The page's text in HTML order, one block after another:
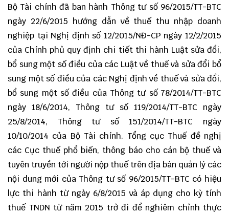
Bộ Tài chính đã ban hành Thông tư số 96/2015/TT-BTC
ngày 22/6/2015 hướng dẫn về thuế thu nhập doanh
nghiệp tại Nghị định số 12/2015/NĐ-CP ngày 12/2/2015
của Chính phủ quy định chi tiết thi hành Luật sửa đổi,
bổ sung một số điều của các Luật về thuế và sửa đổi bổ
sung một số điều của các Nghị định về thuế và sửa đổi,
bổ sung một số điều của Thông tư số 78/2014/TT-BTC
ngày 18/6/2014, Thông tư số 119/2014/TT-BTC ngày
25/8/2014, Thông tư số 151/2014/TT-BTC ngày
10/10/2014 của Bộ Tài chính. Tổng cục Thuế đề nghị
các Cục thuế phổ biến, thông báo cho cán bộ thuế và
tuyên truyền tới người nộp thuế trên địa bàn quản lý các
nội dung mới của Thông tư số 96/2015/TT-BTC có hiệu
lực thi hành từ ngày 6/8/2015 và áp dụng cho kỳ tính
thuế TNDN từ năm 2015 trở đi để nghiêm chỉnh thực